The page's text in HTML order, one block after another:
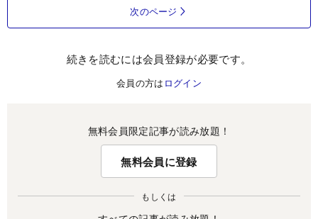
次のページ
続きを読むには会員登録が必要です。
会員の方は ログイン
無料会員限定記事が読み放題！
無料会員に登録
もしくは